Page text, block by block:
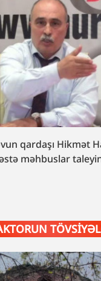
qardaşı Hikmət
məhbuslar